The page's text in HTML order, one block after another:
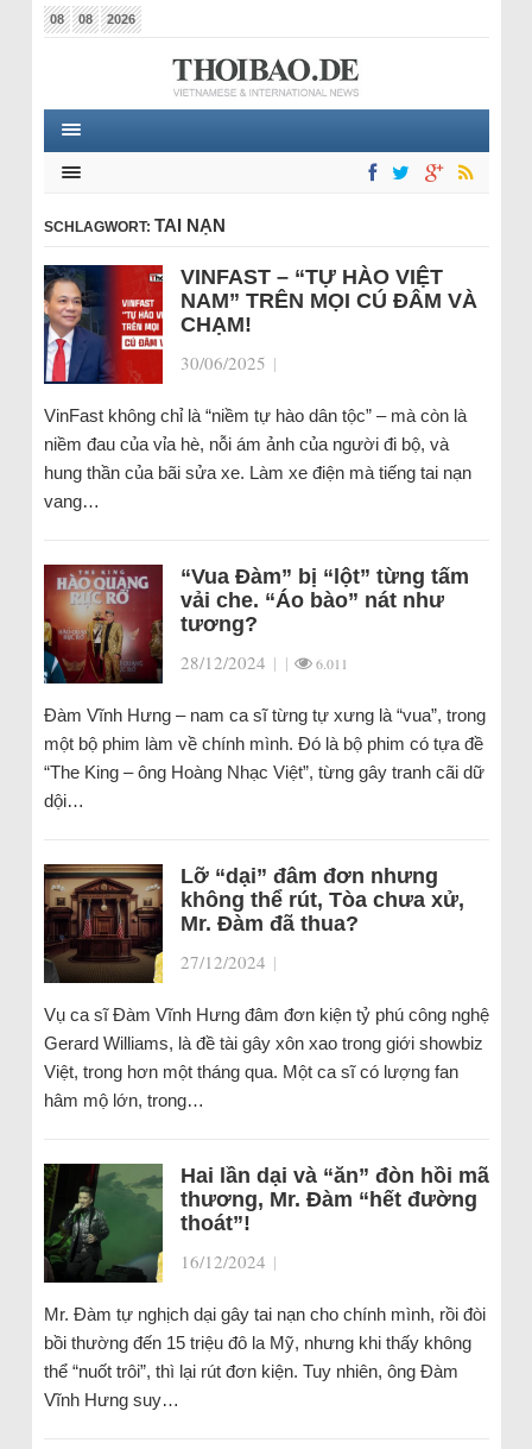
08 08 2026
SCHLAGWORT: TAI NẠN
VINFAST – “TỰ HÀO VIỆT
NAM” TRÊN MỌI CÚ ĐÂM VÀ
CHẠM!
30/06/2025 |
VinFast không chỉ là “niềm tự hào dân tộc” – mà còn là
niềm đau của vỉa hè, nỗi ám ảnh của người đi bộ, và
hung thần của bãi sửa xe. Làm xe điện mà tiếng tai nạn
vang…
“Vua Đàm” bị “lột” từng tấm
vải che. “Áo bào” nát như
tương?
28/12/2024 | | 6.011
Đàm Vĩnh Hưng – nam ca sĩ từng tự xưng là “vua”, trong
một bộ phim làm về chính mình. Đó là bộ phim có tựa đề
“The King – ông Hoàng Nhạc Việt”, từng gây tranh cãi dữ
dội…
Lỡ “dại” đâm đơn nhưng
không thể rút, Tòa chưa xử,
Mr. Đàm đã thua?
27/12/2024 |
Vụ ca sĩ Đàm Vĩnh Hưng đâm đơn kiện tỷ phú công nghệ
Gerard Williams, là đề tài gây xôn xao trong giới showbiz
Việt, trong hơn một tháng qua. Một ca sĩ có lượng fan
hâm mộ lớn, trong…
Hai lần dại và “ăn” đòn hồi mã
thương, Mr. Đàm “hết đường
thoát”!
16/12/2024 |
Mr. Đàm tự nghịch dại gây tai nạn cho chính mình, rồi đòi
bồi thường đến 15 triệu đô la Mỹ, nhưng khi thấy không
thể “nuốt trôi”, thì lại rút đơn kiện. Tuy nhiên, ông Đàm
Vĩnh Hưng suy…